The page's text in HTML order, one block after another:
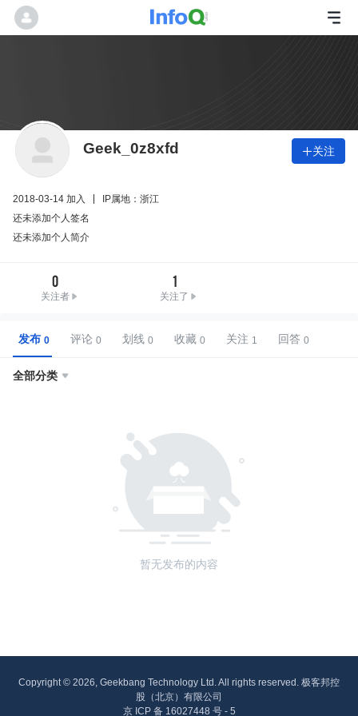
Geek_0z8xfd 关注
2018-03-14 加入
IP属地：浙江
还未添加个人签名
还未添加个人简介
0
关注者
1
关注了
发布 评论 划线 收藏 关注 回答
全部分类 
暂无发布的内容
Copyright © 2026, Geekbang Technology Ltd. All rights reserved. 极客邦控
股（北京）有限公司
京 ICP 备 16027448 号 - 5